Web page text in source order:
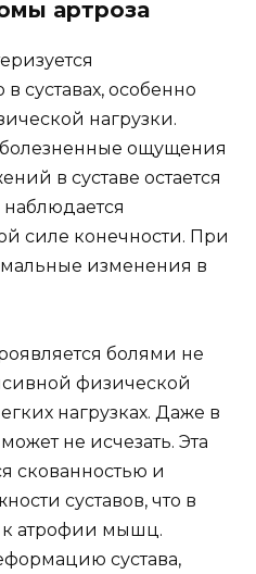
артроза
суставах, особенно
нагрузки.
ощущения
в суставе остается
силе конечности. При
изменения в
болями не
физической
нагрузках. Даже в
не исчезать. Эта
скованностью и
суставов, что в
к атрофии мышц.
сустава,